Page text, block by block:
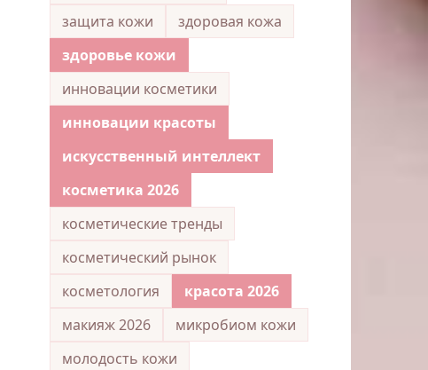
защита кожи
здоровая кожа
здоровье кожи
инновации косметики
инновации красоты
искусственный интеллект
косметика 2026
косметические тренды
косметический рынок
косметология
красота 2026
макияж 2026
микробиом кожи
молодость кожи